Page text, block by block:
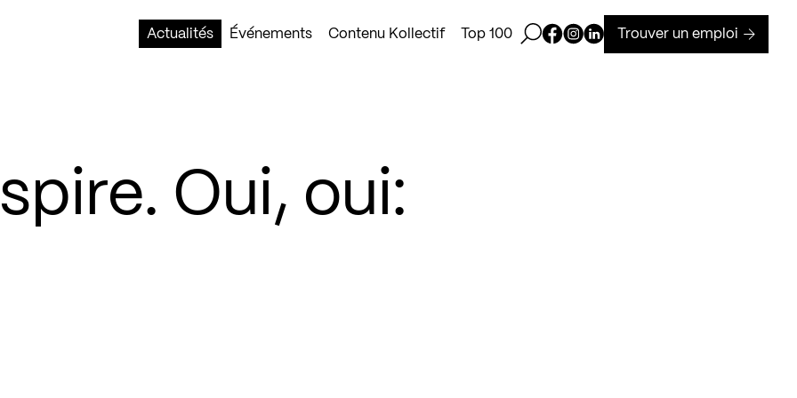
Actualités
Événements Contenu Kollectif Top 100 Ouvrir la barre de recherche
Page Facebook de Kollectif
Page Instagram de Kollectif
Page Linkedin de Kollectif
Trouver un emploi
Oui, oui: